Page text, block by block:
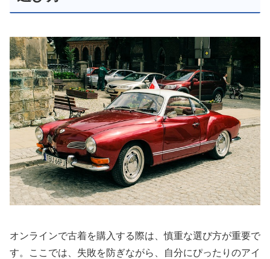
オンラインで古着を購入する際は、慎重な選び方が重要で
す。ここでは、失敗を防ぎながら、自分にぴったりのアイ